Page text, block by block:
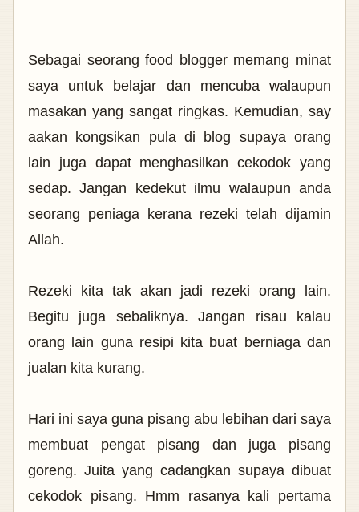
Sebagai seorang food blogger memang minat
saya untuk belajar dan mencuba walaupun
masakan yang sangat ringkas. Kemudian, say
aakan kongsikan pula di blog supaya orang
lain juga dapat menghasilkan cekodok yang
sedap. Jangan kedekut ilmu walaupun anda
seorang peniaga kerana rezeki telah dijamin
Allah.
Rezeki kita tak akan jadi rezeki orang lain.
Begitu juga sebaliknya. Jangan risau kalau
orang lain guna resipi kita buat berniaga dan
jualan kita kurang.
Hari ini saya guna pisang abu lebihan dari saya
membuat pengat pisang dan juga pisang
goreng. Juita yang cadangkan supaya dibuat
cekodok pisang. Hmm rasanya kali pertama